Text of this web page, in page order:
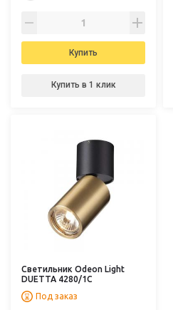
Купить
Купить в 1 клик
Светильник Odeon Light
DUETTA 4280/1C
Под заказ